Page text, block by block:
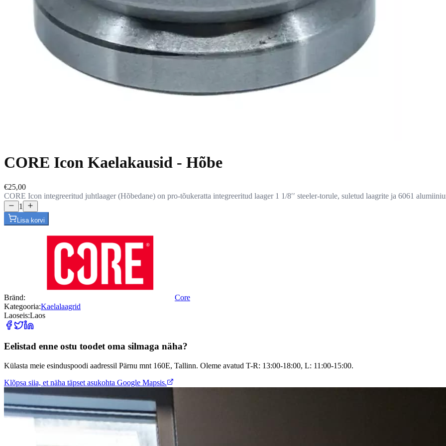
CORE Icon Kaelakausid - Hõbe
€25,00
CORE Icon integreeritud juhtlaager (Hõbedane) on pro-tõukeratta integreeritud laager 1 1/8ʹʹ steeler-torule, suletud laagrite ja 6061
1
Lisa korvi
Bränd:
Core
Kategooria:Kaelalaagrid
Laoseis:Laos
Eelistad enne ostu toodet oma silmaga näha?
Külasta meie esinduspoodi aadressil Pärnu mnt 160E, Tallinn. Oleme avatud T-R: 13:00-18:00, L: 11:00-15:00.
Klõpsa siia, et näha täpset asukohta Google Mapsis.